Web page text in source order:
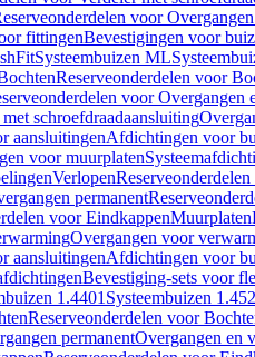
voor
fittingenBevestigingen voor
Systeembuizen ML
Reserveonderdelen voor
voor Overgangen
schroefdraadaansluiting
aansluitingenAfdichtingen voor
voor muurplaten
Verlopen
permanent
voor EindkappenMuurplaten
Overgangen voor
aansluitingenAfdichtingen voor
Bevestiging-sets voor
1.4401 Systeembuizen
Reserveonderdelen voor
permanentOvergangen en